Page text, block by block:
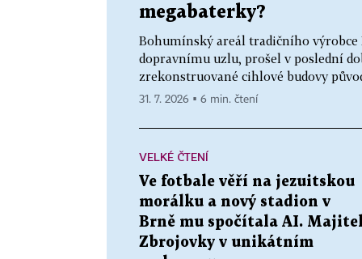
megabaterky?
Bohumínský areál tradičního
dopravnímu uzlu, prošel v poslední
zrekonstruované cihlové budovy
31. 7. 2026 ▪ 6 min. čtení
VELKÉ ČTENÍ
Ve fotbale věří na jezuitskou
morálku a nový stadion v
Brně mu spočítala AI. Majitel
Zbrojovky v unikátním